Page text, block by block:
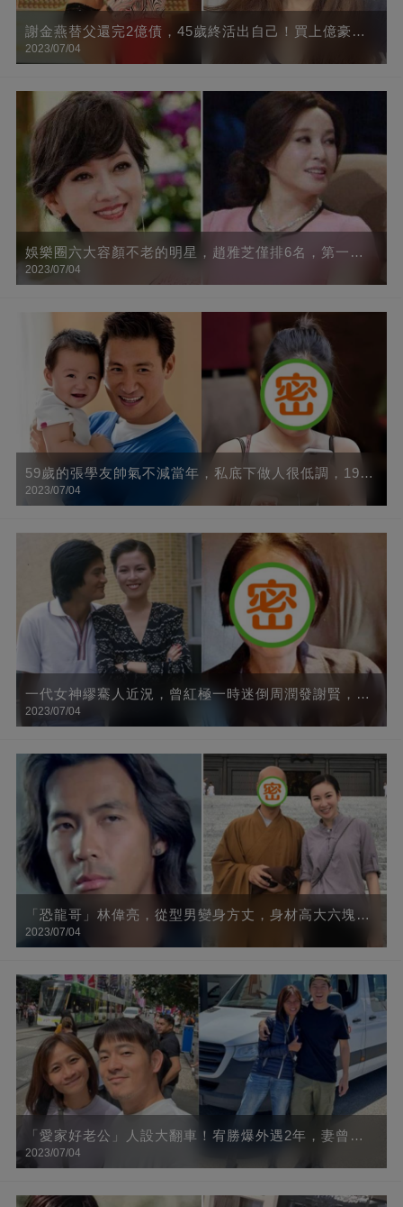
謝金燕替父還完2億債，45歲終活出自己！買上億豪宅
只為躲避狗仔，鄰居都是名人，「走到大門得搭接駁
2023/07/04
娛樂圈六大容顏不老的明星，趙雅芝僅排6名，第一名
看得心都醉了！
2023/07/04
59歲的張學友帥氣不減當年，私底下做人很低調，19歲
的女兒出鏡真美，樣子格外的清純可愛，網友：基因好
2023/07/04
一代女神繆騫人近況，曾紅極一時迷倒周潤發謝賢，63
歲氣質仍出眾網贊：知性、靈動
2023/07/04
「恐龍哥」林偉亮，從型男變身方丈，身材高大六塊腹
肌，33歲時忽然大徹大悟，出家11年容貌大變，網友：
2023/07/04
「愛家好老公」人設大翻車！宥勝爆外遇2年，妻曾認
2023/07/04